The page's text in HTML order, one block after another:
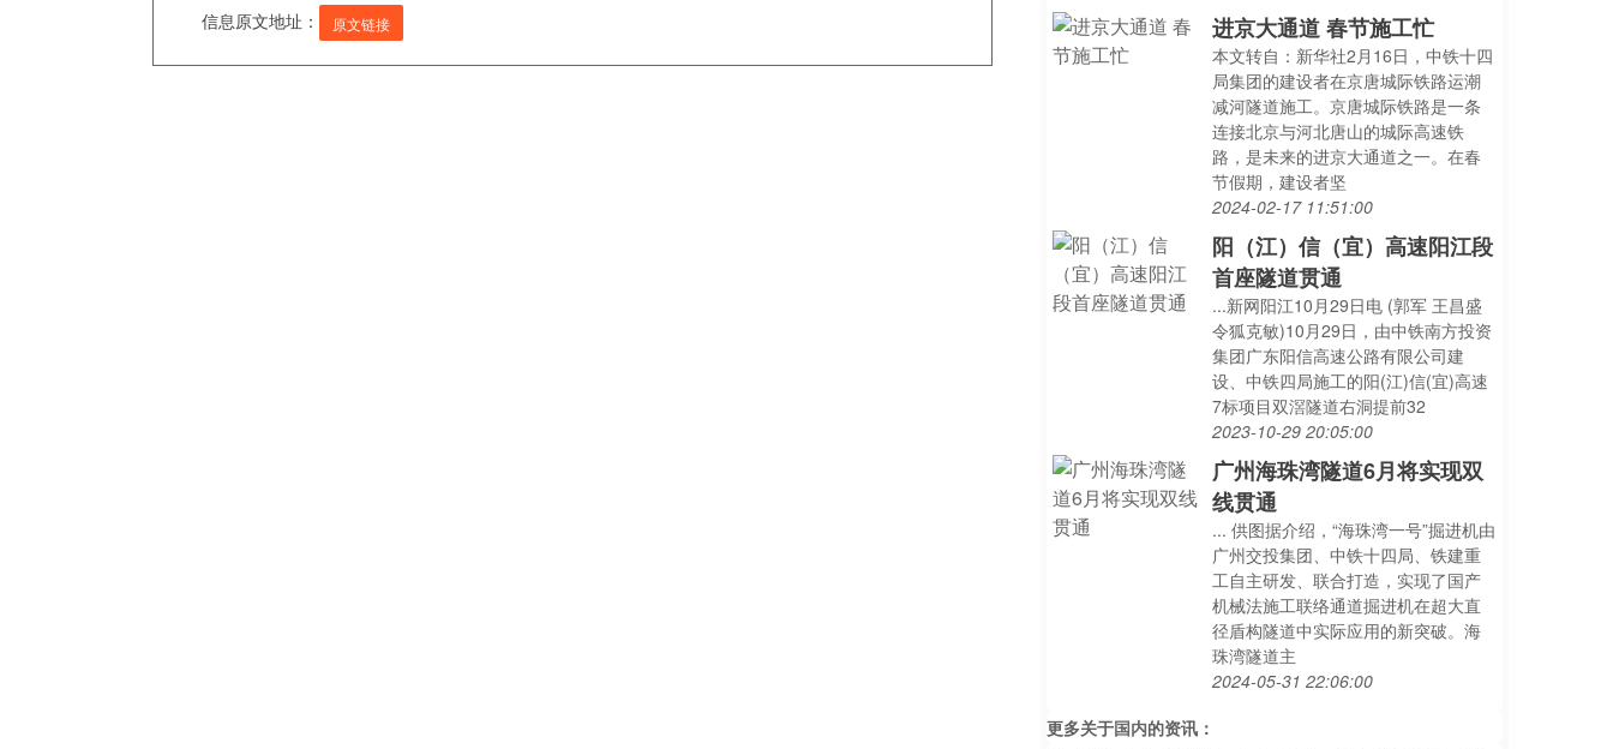
信息原文地址：
原文链接 进京大通道 春节施工忙
本文转自：新华社2月16日，中铁十四
局集团的建设者在京唐城际铁路运潮
减河隧道施工。京唐城际铁路是一条
连接北京与河北唐山的城际高速铁
路，是未来的进京大通道之一。在春
节假期，建设者坚
2024-02-17 11:51:00
阳（江）信（宜）高速阳江段
首座隧道贯通
...新网阳江10月29日电 (郭军 王昌盛
令狐克敏)10月29日，由中铁南方投资
集团广东阳信高速公路有限公司建
设、中铁四局施工的阳(江)信(宜)高速
7标项目双滘隧道右洞提前32
2023-10-29 20:05:00
广州海珠湾隧道6月将实现双
线贯通
... 供图据介绍，“海珠湾一号”掘进机由
广州交投集团、中铁十四局、铁建重
工自主研发、联合打造，实现了国产
机械法施工联络通道掘进机在超大直
径盾构隧道中实际应用的新突破。海
珠湾隧道主
2024-05-31 22:06:00
更多关于国内的资讯：